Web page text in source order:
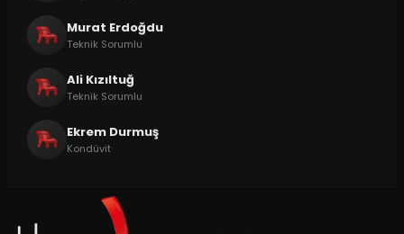
Murat Erdoğdu
Teknik Sorumlu
Ali Kızıltuğ
Teknik Sorumlu
Ekrem Durmuş
Kondüvit